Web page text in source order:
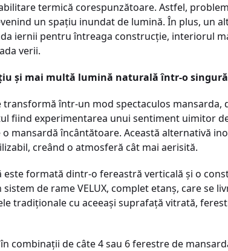
termică corespunzătoare. Astfel,
un spațiu inundat de lumină. În plus, un
iernii pentru întreaga construcție, interiorul
verii.
și mai multă lumină naturală într-o
transformă într-un mod spectaculos
fiind experimentarea unui sentiment uimitor
mansardă încântătoare. Această alternativă
creând o atmosferă cât mai aerisită.
formată dintr-o fereastră verticală și o
de rame VELUX, complet etanș, care se
tradiționale cu aceeași suprafață vitrată,
combinații de câte 4 sau 6 ferestre de